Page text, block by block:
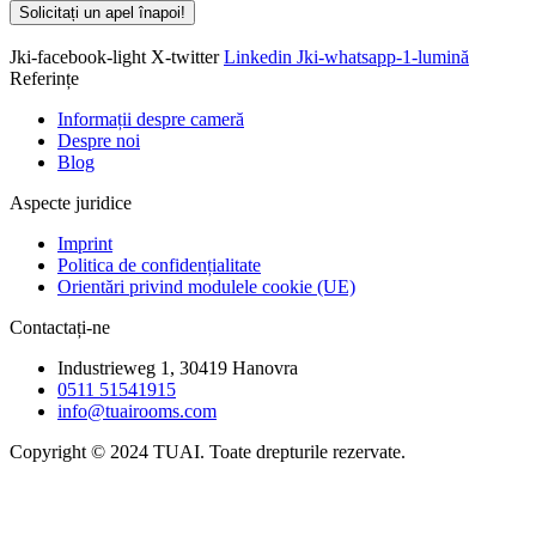
Solicitați un apel înapoi!
Jki-facebook-light X-twitter Linkedin Jki-whatsapp-1-lumină
Referințe
Informații despre cameră
Despre noi
Blog
Aspecte juridice
Imprint
Politica de confidențialitate
Orientări privind modulele cookie (UE)
Contactați-ne
Industrieweg 1, 30419 Hanovra
0511 51541915
info@tuairooms.com
Copyright © 2024 TUAI. Toate drepturile rezervate.